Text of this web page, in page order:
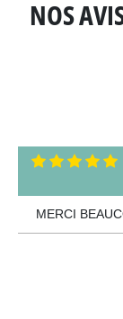
NOS
MERCI